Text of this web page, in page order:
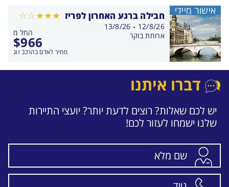
חבילה ברגע האחרון לפריז
החל מ
$966
מחיר לאדם בהרכב זוג
בין
התאריכים,
12/8/26
-
13/8/26
ארוחת בוקר
אישור מיידי
דברו איתנו
יש לכם שאלות? רוצים לדעת יותר? יועצי התיירות
שלנו ישמחו לעזור לכם!